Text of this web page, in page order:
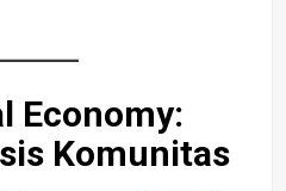
Economy:
Komunitas